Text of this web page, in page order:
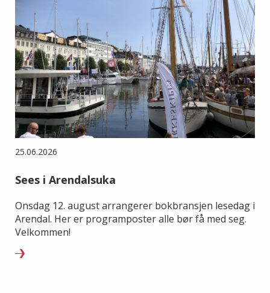
25.06.2026
Sees i Arendalsuka
Onsdag 12. august arrangerer bokbransjen lesedag i
Arendal. Her er programposter alle bør få med seg.
Velkommen!